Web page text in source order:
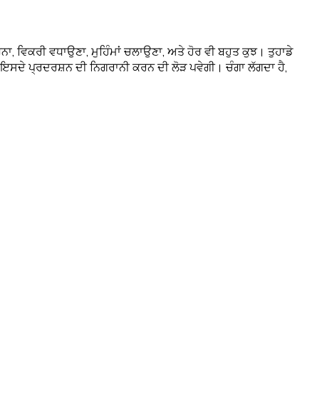
ਵਧਾਉਣਾ, ਮੁਹਿੰਮਾਂ ਚਲਾਉਣਾ, ਅਤੇ ਹੋਰ ਵੀ ਬਹੁਤ ਕੁਝ। ਤੁਹਾਡੇ
ਪ੍ਰਦਰਸ਼ਨ ਦੀ ਨਿਗਰਾਨੀ ਕਰਨ ਦੀ ਲੋੜ ਪਵੇਗੀ। ਚੰਗਾ ਲੱਗਦਾ ਹੈ,